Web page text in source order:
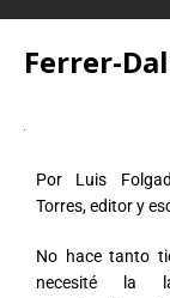
Ferrer-
Por Luis
Torres, editor y
No hace tanto
necesité la